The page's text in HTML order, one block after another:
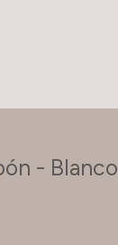
- Blanco